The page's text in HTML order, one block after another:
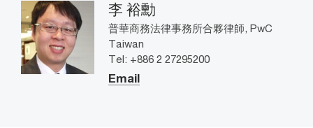
李 裕勳
普華商務法律事務所合夥律師, PwC
Taiwan
Tel: +886 2 27295200
Email